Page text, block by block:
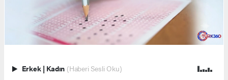
Erkek | Kadın (Haberi Sesli Oku)